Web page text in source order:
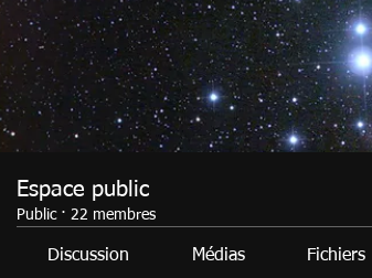
Espace public
Public · 22 membres
Discussion Médias Fichiers